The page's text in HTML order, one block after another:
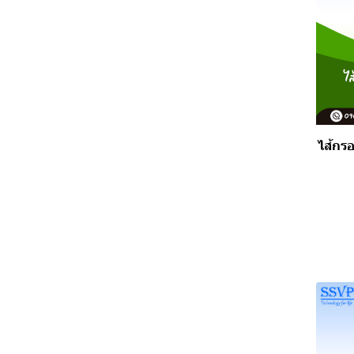
ไส้กร